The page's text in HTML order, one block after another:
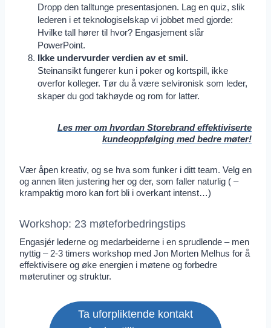
Dropp den talltunge presentasjonen. Lag en quiz, slik
lederen i et teknologiselskap vi jobbet med gjorde:
Hvilke tall hører til hvor? Engasjement slår
PowerPoint.
Ikke undervurder verdien av et smil.
Steinansikt fungerer kun i poker og kortspill, ikke
overfor kolleger. Tør du å være selvironisk som leder,
skaper du god takhøyde og rom for latter.
Les mer om hvordan Storebrand effektiviserte
kundeoppfølging med bedre møter!
Vær åpen kreativ, og se hva som funker i ditt team. Velg en
og annen liten justering her og der, som faller naturlig ( –
krampaktig moro kan fort bli i overkant intenst…)
Workshop: 23 møteforbedringstips
Engasjér lederne og medarbeiderne i en sprudlende – men
nyttig – 2-3 timers workshop med Jon Morten Melhus for å
effektivisere og øke energien i møtene og forbedre
møterutiner og ­struktur.
Ta uforpliktende kontakt